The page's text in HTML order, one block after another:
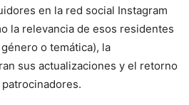
en la red social Instagram
la relevancia de esos residentes
o temática), la
sus actualizaciones y el retorno